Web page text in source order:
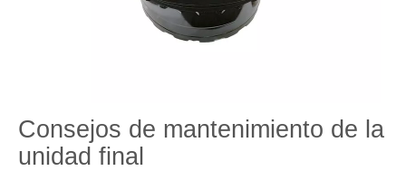
Consejos de mantenimiento de la
unidad final